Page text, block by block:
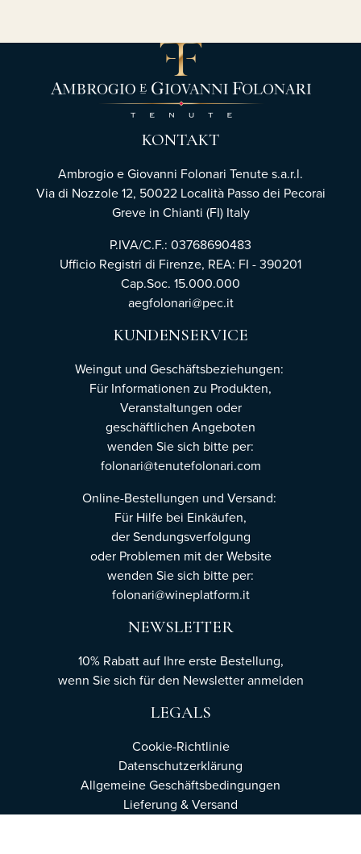
KONTAKT
Ambrogio e Giovanni Folonari Tenute s.a.r.l.
Via di Nozzole 12, 50022 Località Passo dei Pecorai
Greve in Chianti (FI) Italy
P.IVA/C.F.: 03768690483
Ufficio Registri di Firenze, REA: FI - 390201
Cap.Soc. 15.000.000
aegfolonari@pec.it
KUNDENSERVICE
Weingut und Geschäftsbeziehungen:
Für Informationen zu Produkten,
Veranstaltungen oder
geschäftlichen Angeboten
wenden Sie sich bitte per:
folonari@tenutefolonari.com
Online-Bestellungen und Versand:
Für Hilfe bei Einkäufen,
der Sendungsverfolgung
oder Problemen mit der Website
wenden Sie sich bitte per:
folonari@wineplatform.it
NEWSLETTER
10% Rabatt auf Ihre erste Bestellung,
wenn Sie sich für den Newsletteranmelden
LEGALS
Cookie-Richtlinie
Datenschutzerklärung
Allgemeine Geschäftsbedingungen
Lieferung & Versand